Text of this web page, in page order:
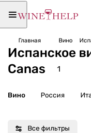
Главная Вино
Испанское
Canas
1
Вино Россия
Все фильтры